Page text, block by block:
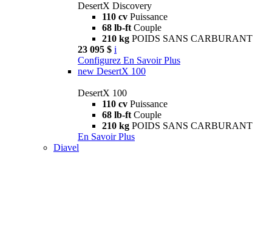
DesertX Discovery
110 cv Puissance
68 lb-ft Couple
210 kg POIDS SANS CARBURANT
23 095 $ i
Configurez En Savoir Plus
new DesertX 100
DesertX 100
110 cv Puissance
68 lb-ft Couple
210 kg POIDS SANS CARBURANT
En Savoir Plus
Diavel